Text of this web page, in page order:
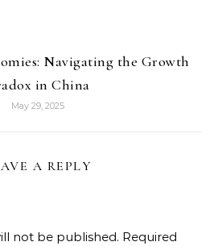
Navigating the Growth
in China
May 29, 2025
A REPLY
not be published. Required